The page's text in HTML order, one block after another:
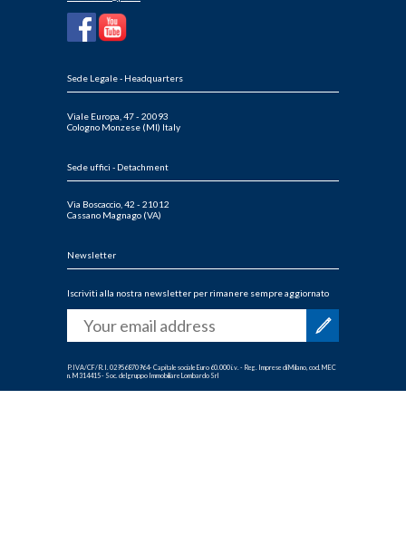
Sede Legale - Headquarters
Viale Europa, 47 - 20093
Cologno Monzese (MI) Italy
Sede uffici - Detachment
Via Boscaccio, 42 - 21012
Cassano Magnago (VA)
Newsletter
Iscriviti alla nostra newsletter per rimanere sempre aggiornato
P.IVA/CF/R.I. 02956870964- Capitale sociale Euro 60.000 i.v. - Reg. Imprese di Milano, cod. MEC
n. M314415 - Soc. del gruppo Immobiliare Lombardo Srl